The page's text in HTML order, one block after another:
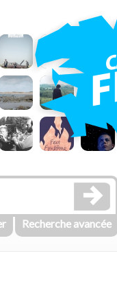
Recherche avancée